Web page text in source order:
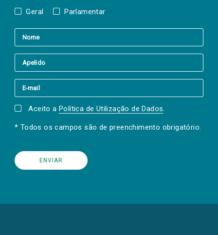
Geral Parlamentar
Aceito a Política de Utilização de Dados.
* Todos os campos são de preenchimento obrigatório.